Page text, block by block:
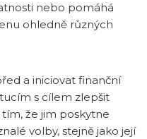
nebo pomáhá
ohledně různých
a iniciovat finanční
s cílem zlepšit
že jim poskytne
volby, stejně jako její